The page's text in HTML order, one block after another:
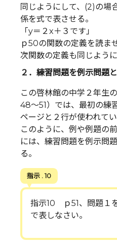
同じようにして、(2)の場
係を式で表させる。
「y＝２x＋３です」
ｐ50の関数の定義を読ま
次関数の定義も同じように
２．練習問題を例示問題
この啓林館の中学２年生
48～51）では、最初の練
ページと２行が使われてい
このように、例や例題の
には、練習問題を例示問
る。
指示 . 10
指示10 ｐ51、問題１
で表しなさい。